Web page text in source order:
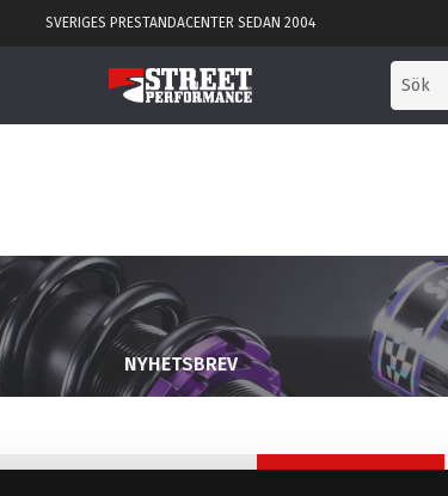
SVERIGES PRESTANDACENTER SEDAN 2004
NYHETSBREV